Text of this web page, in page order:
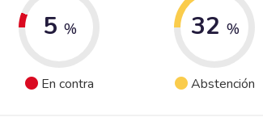
5 %
En contra
32 %
Abstención